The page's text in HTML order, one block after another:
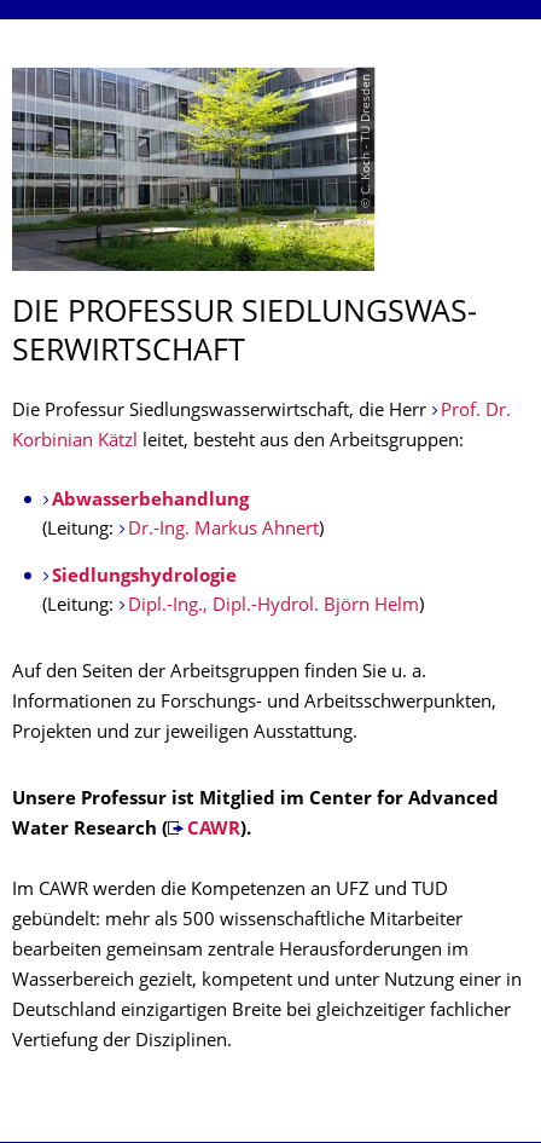
© C. Koch - TU Dresden
DIE PROFESSUR SIEDLUNGSWAS­
SERWIRTSCHAFT
Die Professur Siedlungswasserwirtschaft, die Herr
Prof. Dr.
Korbinian Kätzl leitet, besteht aus den Arbeitsgruppen:
Abwasserbehandlung
(Leitung:
Dr.-Ing. Markus Ahnert)
Siedlungshydrologie
(Leitung:
Dipl.-Ing., Dipl.-Hydrol. Björn Helm)
Auf den Seiten der Arbeitsgruppen finden Sie u. a.
Informationen zu Forschungs- und Arbeitsschwerpunkten,
Projekten und zur jeweiligen Ausstattung.
Unsere Professur ist Mitglied im Center for Advanced
Water Research (
CAWR).
Im CAWR werden die Kompetenzen an UFZ und TUD
gebündelt: mehr als 500 wissenschaftliche Mitarbeiter
bearbeiten gemeinsam zentrale Herausforderungen im
Wasserbereich gezielt, kompetent und unter Nutzung einer in
Deutschland einzigartigen Breite bei gleichzeitiger fachlicher
Vertiefung der Disziplinen.